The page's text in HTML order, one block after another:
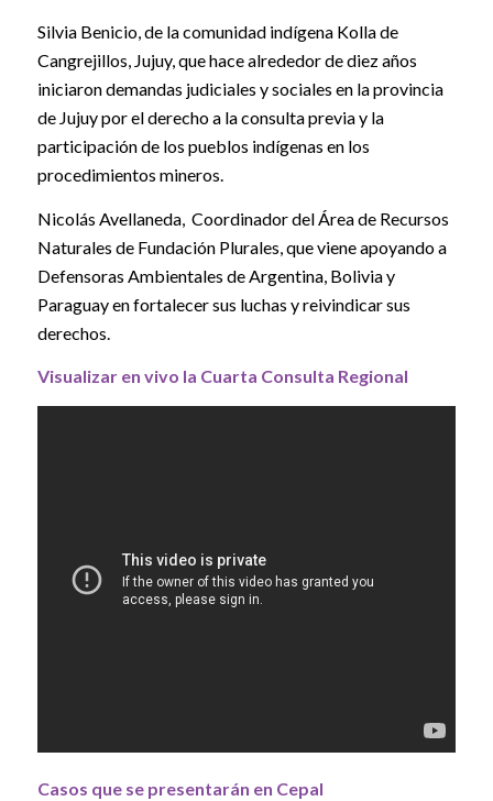
Silvia Benicio, de la comunidad indígena Kolla de
Cangrejillos, Jujuy, que hace alrededor de diez años
iniciaron demandas judiciales y sociales en la provincia
de Jujuy por el derecho a la consulta previa y la
participación de los pueblos indígenas en los
procedimientos mineros.
Nicolás Avellaneda, Coordinador del Área de Recursos
Naturales de Fundación Plurales, que viene apoyando a
Defensoras Ambientales de Argentina, Bolivia y
Paraguay en fortalecer sus luchas y reivindicar sus
derechos.
Visualizar en vivo la Cuarta Consulta Regional
Casos que se presentarán en Cepal